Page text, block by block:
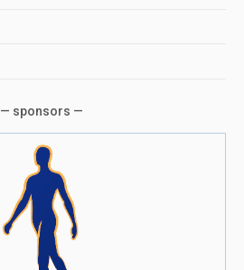
— sponsors —